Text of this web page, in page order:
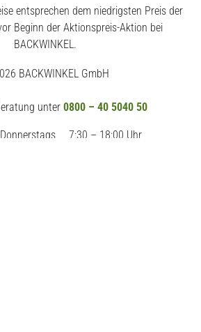
entsprechen dem niedrigsten Preis der
Beginn der Aktionspreis-Aktion bei
BACKWINKEL.
BACKWINKEL GmbH
unter 0800 – 40 5040 50
7:30 – 18:00 Uhr